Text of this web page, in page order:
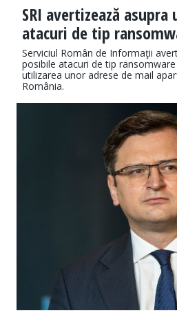
SRI avertizează
atacuri de tip
Serviciul Român de Informaţii
posibile atacuri de tip
utilizarea unor adrese de mail
România.